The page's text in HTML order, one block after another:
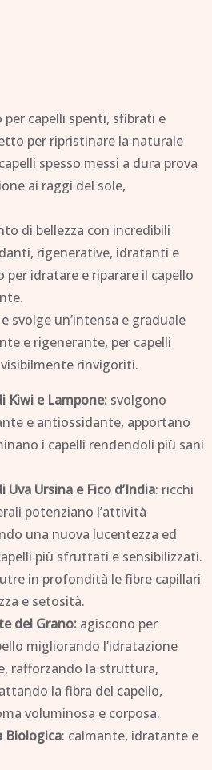
capelli spenti, sfibrati e
per ripristinare la naturale
spesso messi a dura prova
ai raggi del sole,
di bellezza con incredibili
rigenerative, idratanti e
idratare e riparare il capello
svolge un’intensa e graduale
e rigenerante, per capelli
rinvigoriti.
Kiwi e Lampone: svolgono
e antiossidante, apportano
i capelli rendendoli più sani
Ursina e Fico d’India: ricchi
potenziano l’attività
una nuova lucentezza ed
più sfruttati e sensibilizzati.
in profondità le fibre capillari
e setosità.
del Grano: agiscono per
migliorando l’idratazione
rafforzando la struttura,
la fibra del capello,
voluminosa e corposa.
Biologica: calmante, idratante e